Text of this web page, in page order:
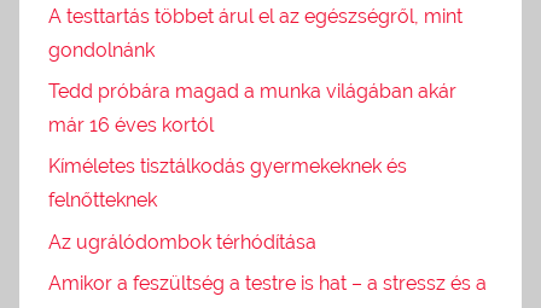
A testtartás többet árul el az egészségről, mint
gondolnánk
Tedd próbára magad a munka világában akár
már 16 éves kortól
Kíméletes tisztálkodás gyermekeknek és
felnőtteknek
Az ugrálódombok térhódítása
Amikor a feszültség a testre is hat – a stressz és a